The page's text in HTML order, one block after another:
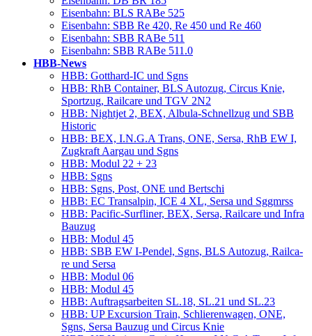
Eisen­bahn: BLS RABe 525
Eisen­bahn: SBB Re 420, Re 450 und Re 460
Eisen­bahn: SBB RABe 511
Eisen­bahn: SBB RABe 511.0
HBB-News
HBB: Gott­hard-IC und Sgns
HBB: RhB Con­tai­ner, BLS Auto­zug, Cir­cus Knie,
Sport­zug, Rail­ca­re und TGV 2N2
HBB: Night­jet 2, BEX, Albu­la-Schnell­zug und SBB
Historic
HBB: BEX, I.N.G.A Trans, ONE, Ser­sa, RhB EW I,
Zug­kraft Aar­gau und Sgns
HBB: Modul 22 + 23
HBB: Sgns
HBB: Sgns, Post, ONE und Bertschi
HBB: EC Tran­sal­pin, ICE 4 XL, Ser­sa und Sggmrss
HBB: Paci­fic-Surf­li­ner, BEX, Ser­sa, Rail­ca­re und Inf­ra
Bauzug
HBB: Modul 45
HBB: SBB EW I‑Pendel, Sgns, BLS Auto­zug, Rail­ca­
re und Sersa
HBB: Modul 06
HBB: Modul 45
HBB: Auf­trags­ar­bei­ten SL.18, SL.21 und SL.23
HBB: UP Excur­si­on Train, Schlie­ren­wa­gen, ONE,
Sgns, Ser­sa Bau­zug und Cir­cus Knie